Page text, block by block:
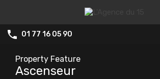
01 77 16 05 90
Property Feature
Ascenseur